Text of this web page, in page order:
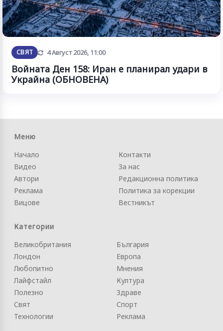
СВЯТ Обновена
4 Август 2026, 11:00
Войната Ден 158: Иран е планирал удари в
Украйна (ОБНОВЕНА)
Меню
Начало
Видео
Автори
Реклама
Вицове
Контакти
За нас
Редакционна политика
Политика за корекции
Вестникът
Категории
Великобритания
Лондон
Любопитно
Лайфстайл
Полезно
Свят
Технологии
България
Европа
Мнения
Култура
Здраве
Спорт
Реклама